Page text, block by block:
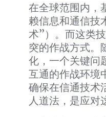
在全球范围内，
赖信息和通信技
术”）。而这类
突的作战方式。
化，一个关键问
互通的作战环境
确保在信通技术
人道法，是应对